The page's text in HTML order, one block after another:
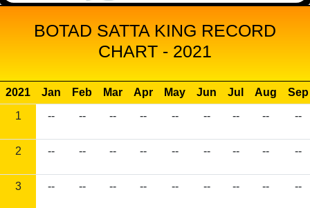
BOTAD SATTA KING RECORD
CHART - 2021
2021 Jan Feb Mar Apr May Jun Jul Aug
Sep
1
-- -- -- -- -- -- -- -- --
2 -- -- -- -- -- -- -- -- --
3 -- -- -- -- -- -- -- -- --